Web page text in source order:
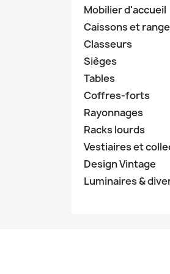
Mobilier d'accueil
Caissons et
Classeurs
Sièges
Tables
Coffres-forts
Rayonnages
Racks lourds
Vestiaires et
Design Vintage
Luminaires &